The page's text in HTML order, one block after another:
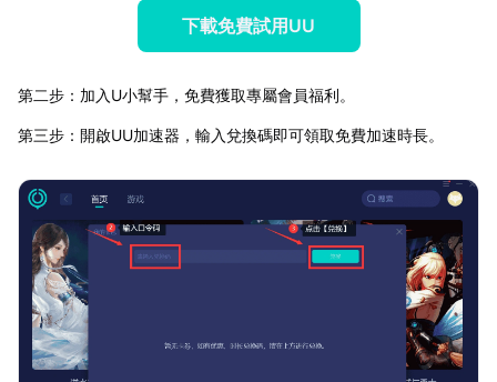
下載免費試用UU
第二步：加入U小幫手，免費獲取專屬會員福利。
第三步：開啟UU加速器，輸入兌換碼即可領取免費加速時長。